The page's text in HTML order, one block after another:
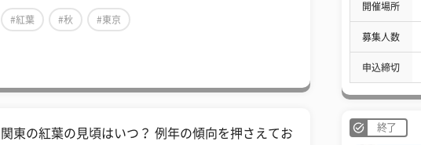
#紅葉 #秋 #東京
関東の紅葉の見頃はいつ？ 例年の傾向を押さえてお
開催場所
募集人数
申込締切
終了